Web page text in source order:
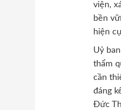
viện,
bền
hiện
Uỷ
thẩm
cần
đáng
Đức